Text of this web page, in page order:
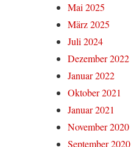
Mai 2025
März 2025
Juli 2024
Dezember 2022
Januar 2022
Oktober 2021
Januar 2021
November 2020
September 2020